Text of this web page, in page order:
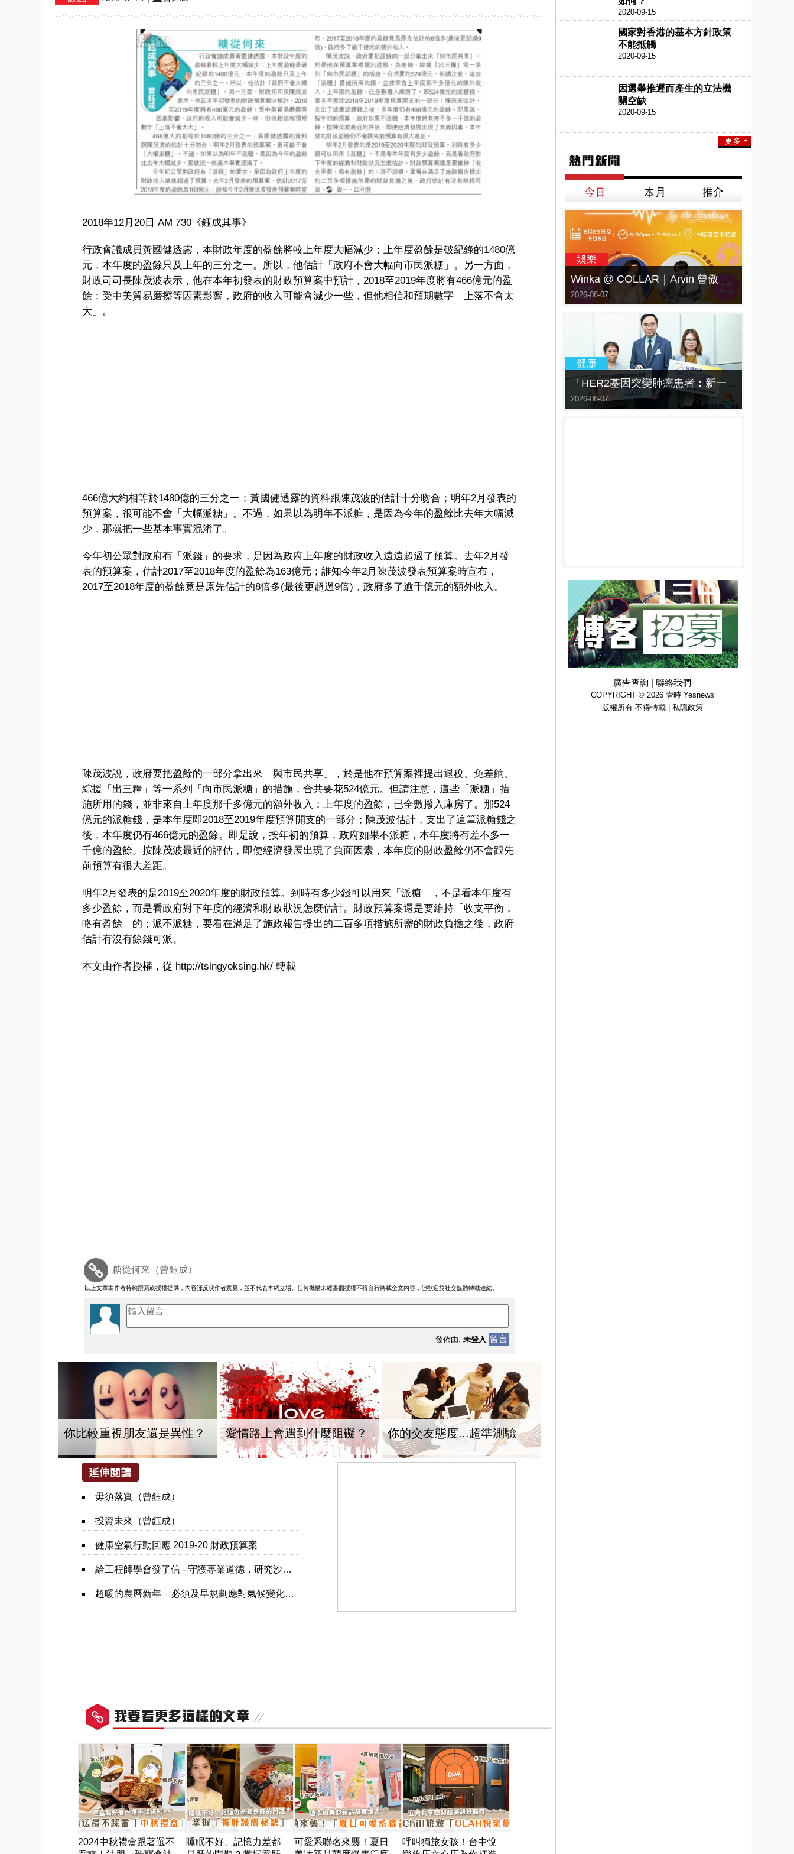
2018年12月20日 AM 730《鈺成其事》
行政會議成員黃國健透露，本財政年度的盈餘將較上年度大幅減少；上年度盈餘是破紀錄的1480億
元，本年度的盈餘只及上年的三分之一。所以，他估計「政府不會大幅向市民派糖」。另一方面，
財政司司長陳茂波表示，他在本年初發表的財政預算案中預計，2018至2019年度將有466億元的盈
餘；受中美貿易磨擦等因素影響，政府的收入可能會減少一些，但他相信和預期數字「上落不會太
大」。
466億大約相等於1480億的三分之一；黃國健透露的資料跟陳茂波的估計十分吻合；明年2月發表的
預算案，很可能不會「大幅派糖」。不過，如果以為明年不派糖，是因為今年的盈餘比去年大幅減
少，那就把一些基本事實混淆了。
今年初公眾對政府有「派錢」的要求，是因為政府上年度的財政收入遠遠超過了預算。去年2月發
表的預算案，估計2017至2018年度的盈餘為163億元；誰知今年2月陳茂波發表預算案時宣布，
2017至2018年度的盈餘竟是原先估計的8倍多(最後更超過9倍)，政府多了逾千億元的額外收入。
陳茂波說，政府要把盈餘的一部分拿出來「與市民共享」，於是他在預算案裡提出退稅、免差餉、
綜援「出三糧」等一系列「向市民派糖」的措施，合共要花524億元。但請注意，這些「派糖」措
施所用的錢，並非來自上年度那千多億元的額外收入：上年度的盈餘，已全數撥入庫房了。那524
億元的派糖錢，是本年度即2018至2019年度預算開支的一部分；陳茂波估計，支出了這筆派糖錢之
後，本年度仍有466億元的盈餘。即是說，按年初的預算，政府如果不派糖，本年度將有差不多一
千億的盈餘。按陳茂波最近的評估，即使經濟發展出現了負面因素，本年度的財政盈餘仍不會跟先
前預算有很大差距。
明年2月發表的是2019至2020年度的財政預算。到時有多少錢可以用來「派糖」，不是看本年度有
多少盈餘，而是看政府對下年度的經濟和財政狀況怎麼估計。財政預算案還是要維持「收支平衡，
略有盈餘」的；派不派糖，要看在滿足了施政報告提出的二百多項措施所需的財政負擔之後，政府
估計有沒有餘錢可派。
本文由作者授權，從 http://tsingyoksing.hk/ 轉載
糖從何來（曾鈺成）
以上文章由作者特約撰寫或授權提供，內容謹反映作者意見，並不代表本網立場。任何機構未經書面授權不得自行轉載全文內容，但歡迎於社交媒體轉載連結。
發佈由: 未登入 留言
你比較重視朋友還是異性？ 愛情路上會遇到什麼阻礙？ 你的交友態度...超準測驗
毋須落實（曾鈺成）
投資未來（曾鈺成）
健康空氣行動回應 2019-20 財政預算案
給工程師學會發了信 - 守護專業道德，研究沙中線出事原因（林超英）
超暖的農曆新年 – 必須及早規劃應對氣候變化（林超英）
2024中秋禮盒跟著選不
睡眠不好、記憶力差都
可愛系聯名來襲！夏日
呼叫獨旅女孩！台中悅
2020-09-15
國家對香港的基本方針政策
不能抵觸
2020-09-15
因選舉推遲而產生的立法機
關空缺
2020-09-15
Winka @ COLLAR｜Arvin 曾傲棐｜Dark 黃明德｜表妹 Ｍona 8月29日起登陸L5維港空中花園 | wwwtc mall 首度呈獻「Music Wave By The Harbo
2026-08-07
「HER2基因突變肺癌患者：新一代口服標靶藥帶來希望」， 促請政府加快納入藥物名冊，助患者及早受惠
2026-08-07
廣告查詢 | 聯絡我們
COPYRIGHT © 2026 壹時 Yesnews
版權所有 不得轉載 | 私隱政策